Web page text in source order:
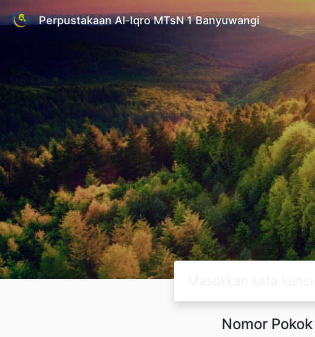
Perpustakaan Al-Iqro MTsN 1 Banyuwangi
Nomor